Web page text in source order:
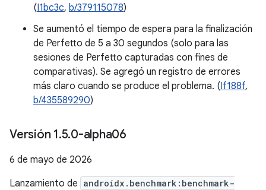
(I1bc3c, b/379115078)
Se aumentó el tiempo de espera para la finalización
de Perfetto de 5 a 30 segundos (solo para las
sesiones de Perfetto capturadas con fines de
comparativas). Se agregó un registro de errores
más claro cuando se produce el problema. (If188f,
b/435589290)
Versión 1.5.0-alpha06
6 de mayo de 2026
Lanzamiento de androidx.benchmark:benchmark-